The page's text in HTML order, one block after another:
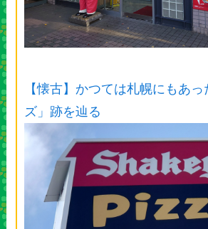
【懐古】かつては札幌にもあ
ズ」跡を辿る